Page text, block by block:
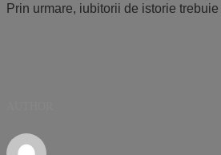
Prin urmare, iubitorii de istorie